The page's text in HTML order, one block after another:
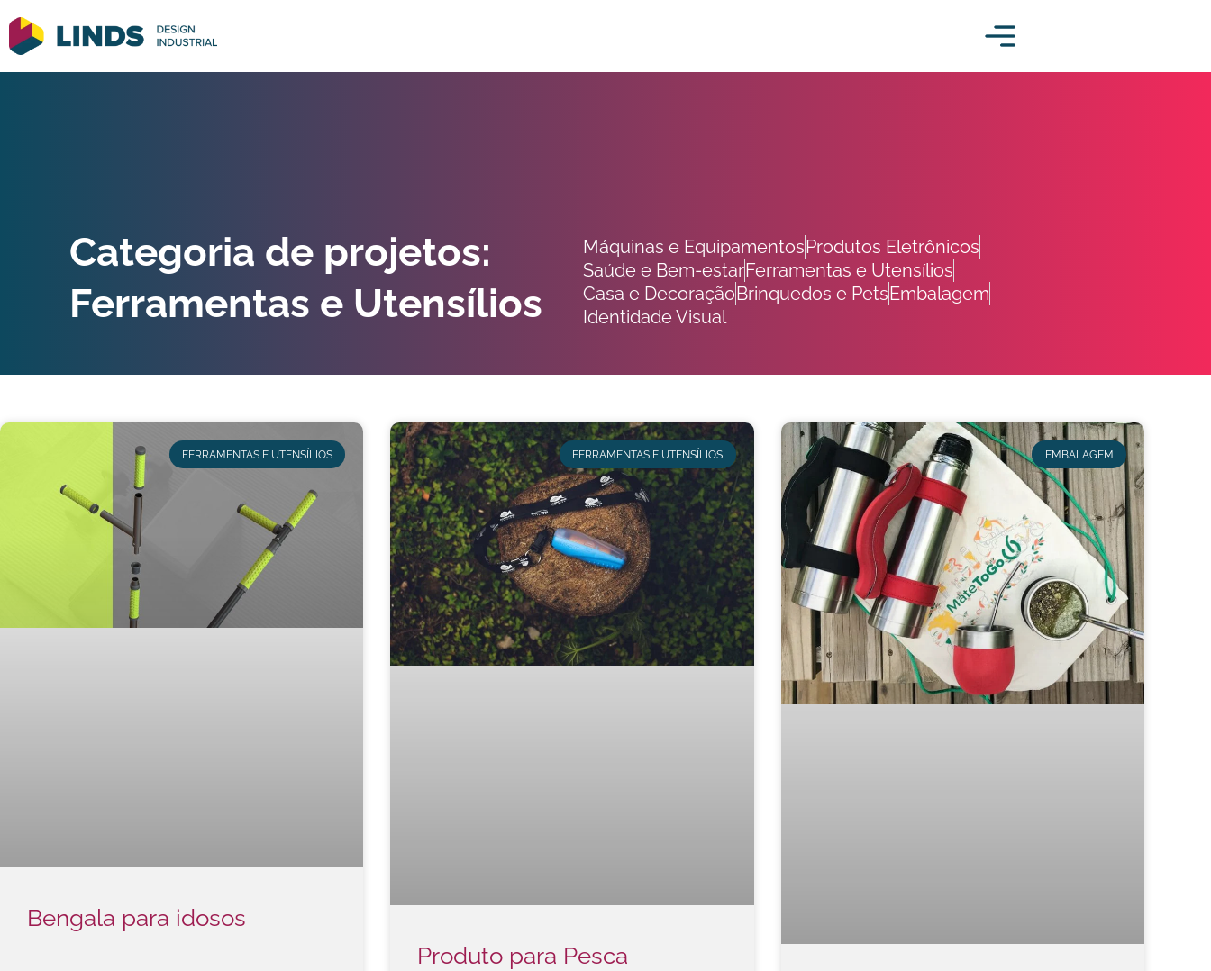
Categoria de projetos:
Ferramentas e Utensílios
Máquinas e EquipamentosProdutos Eletrônicos
Saúde e Bem-estarFerramentas e Utensílios
Casa e DecoraçãoBrinquedos e PetsEmbalagem
Identidade Visual
FERRAMENTAS E UTENSÍLIOS
Bengala para idosos
FERRAMENTAS E UTENSÍLIOS
Produto para Pesca
EMBALAGEM